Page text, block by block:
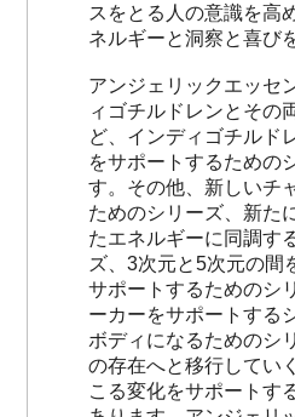
スをとる人の意識を高
ネルギーと洞察と喜び
アンジェリックエッセ
ィゴチルドレンとその
ど、インディゴチルド
をサポートするための
す。その他、新しいチ
ためのシリーズ、新た
たエネルギーに同調す
ズ、3次元と5次元の間
サポートするためのシ
ーカーをサポートする
ボディになるためのシ
の存在へと移行してい
こる変化をサポートす